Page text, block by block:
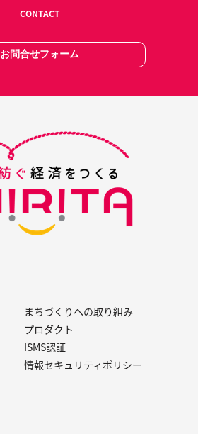
CONTACT
お問合せフォーム
まちづくりへの取り組み
プロダクト
ISMS認証
情報セキュリティポリシー